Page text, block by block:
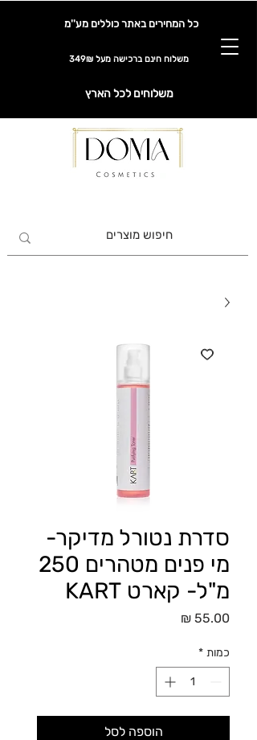
כל המחירים באתר כוללים מע''מ
משלוח חינם ברכישה מעל 349₪
משלוחים לכל הארץ
סדרת נטורל מדיקר-
מי פנים מטהרים 250
מ"ל- קארט KART
כמות *
הוספה לסל